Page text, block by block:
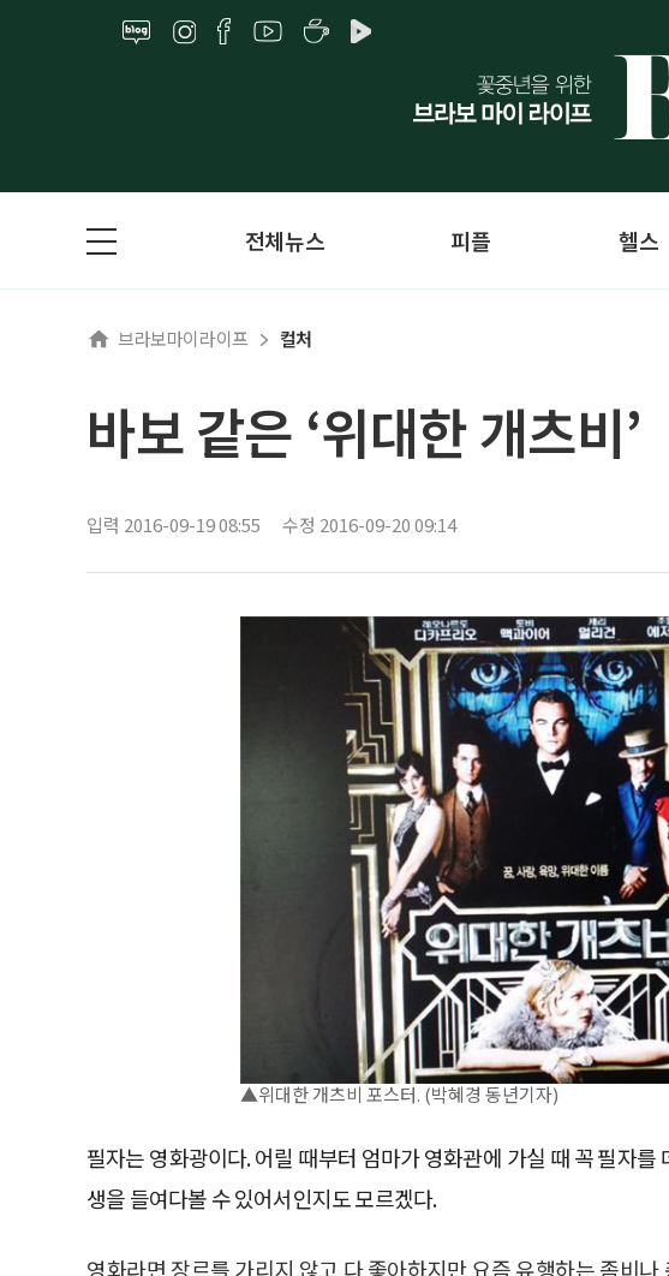
전체뉴스 피플 헬스
브라보마이라이프 컬처
바보 같은 ‘위대한 개츠비’
입력 2016-09-19 08:55 수정 2016-09-20 09:14
▲위대한 개츠비 포스터. (박혜경 동년기자)
필자는 영화광이다. 어릴 때부터 엄마가 영화관에 가실 때 꼭 필자
생을 들여다볼 수 있어서인지도 모르겠다.
영화라면 장르를 가리지 않고 다 좋아하지만 요즘 유행하는 좀비